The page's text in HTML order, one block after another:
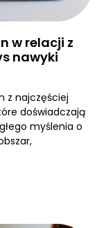
w relacji z
nawyki
z najczęściej
doświadczają
myślenia o